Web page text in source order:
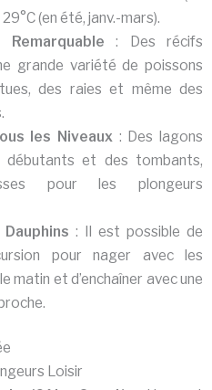
(en été, janv.-mars).
: Des récifs
grande variété de poissons
des raies et même des
les Niveaux : Des lagons
et des tombants,
pour les plongeurs
: Il est possible de
pour nager avec les
matin et d’enchaîner avec une
Loisir